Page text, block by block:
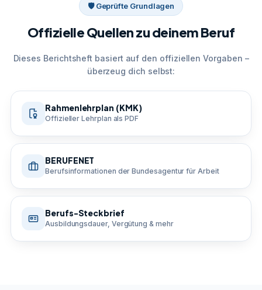
🛡 Geprüfte Grundlagen
Offizielle Quellen zu deinem Beruf
Dieses Berichtsheft basiert auf den offiziellen Vorgaben –
überzeug dich selbst:
Rahmenlehrplan (KMK)
Offizieller Lehrplan als PDF
BERUFENET
Berufsinformationen der Bundesagentur für Arbeit
Berufs-Steckbrief
Ausbildungsdauer, Vergütung & mehr